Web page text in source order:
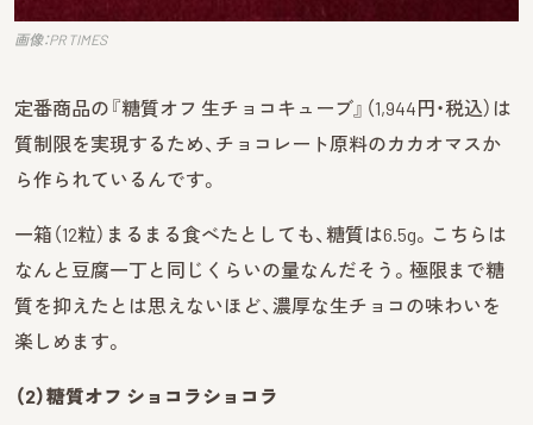
画像：PR TIMES
定番商品の『糖質オフ 生チョコキューブ』（1,944円・税込）は
質制限を実現するため、チョコレート原料のカカオマスか
ら作られているんです。
一箱（12粒）まるまる食べたとしても、糖質は6.5g。こちらは
なんと豆腐一丁と同じくらいの量なんだそう。極限まで糖
質を抑えたとは思えないほど、濃厚な生チョコの味わいを
楽しめます。
（2）糖質オフ ショコラショコラ